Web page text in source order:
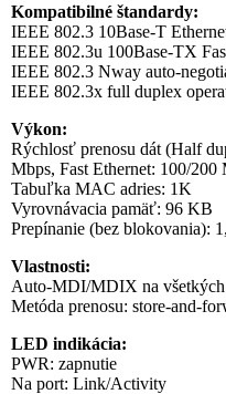
Kompatibilné štandardy:
IEEE 802.3 10Base-T
IEEE 802.3u 100Base-TX
IEEE 802.3 Nway auto-
IEEE 802.3x full duplex
Výkon:
Rýchlosť prenosu dát (Half
Mbps, Fast Ethernet: 100/200
Tabuľka MAC adries: 1K
Vyrovnávacia pamäť: 96 KB
Prepínanie (bez blokovania):
Vlastnosti:
Auto-MDI/MDIX na všetkých
Metóda prenosu: store-and-
LED indikácia:
PWR: zapnutie
Na port: Link/Activity